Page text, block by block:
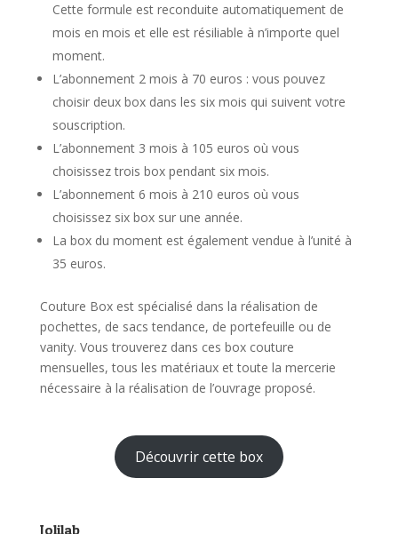
Cette formule est reconduite automatiquement de
mois en mois et elle est résiliable à n’importe quel
moment.
L’abonnement 2 mois à 70 euros : vous pouvez
choisir deux box dans les six mois qui suivent votre
souscription.
L’abonnement 3 mois à 105 euros où vous
choisissez trois box pendant six mois.
L’abonnement 6 mois à 210 euros où vous
choisissez six box sur une année.
La box du moment est également vendue à l’unité à
35 euros.
Couture Box est spécialisé dans la réalisation de
pochettes, de sacs tendance, de portefeuille ou de
vanity. Vous trouverez dans ces box couture
mensuelles, tous les matériaux et toute la mercerie
nécessaire à la réalisation de l’ouvrage proposé.
Découvrir cette box
Jolilab